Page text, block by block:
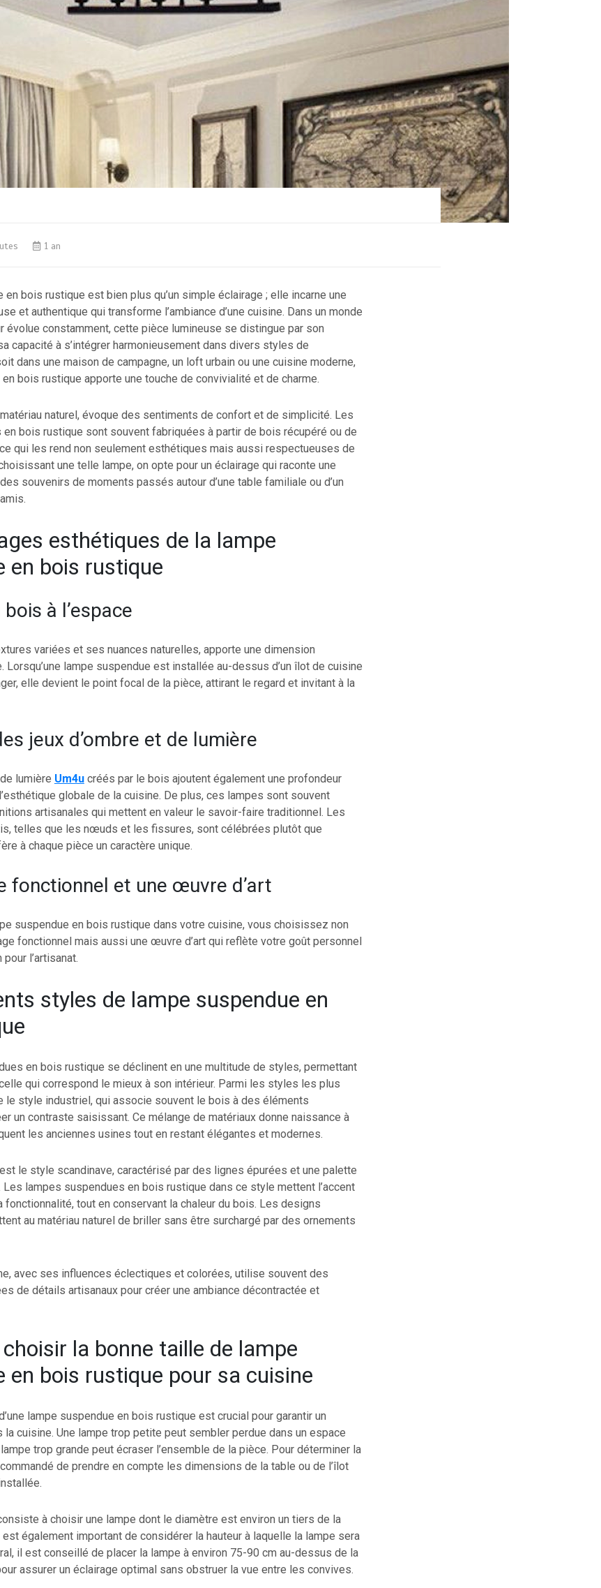
1 an
en bois rustique est bien plus qu’un simple éclairage ; elle incarne une
et authentique qui transforme l’ambiance d’une cuisine. Dans un monde
évolue constamment, cette pièce lumineuse se distingue par son
capacité à s’intégrer harmonieusement dans divers styles de
dans une maison de campagne, un loft urbain ou une cuisine moderne,
en bois rustique apporte une touche de convivialité et de charme.
naturel, évoque des sentiments de confort et de simplicité. Les
en bois rustique sont souvent fabriquées à partir de bois récupéré ou de
qui les rend non seulement esthétiques mais aussi respectueuses de
choisissant une telle lampe, on opte pour un éclairage qui raconte une
souvenirs de moments passés autour d’une table familiale ou d’un
esthétiques de la lampe
en bois rustique
à l’espace
variées et ses nuances naturelles, apporte une dimension
Lorsqu’une lampe suspendue est installée au-dessus d’un îlot de cuisine
elle devient le point focal de la pièce, attirant le regard et invitant à la
jeux d’ombre et de lumière
lumière Um4ucréés par le bois ajoutent également une profondeur
globale de la cuisine. De plus, ces lampes sont souvent
artisanales qui mettent en valeur le savoir-faire traditionnel. Les
telles que les nœuds et les fissures, sont célébrées plutôt que
à chaque pièce un caractère unique.
fonctionnel et une œuvre d’art
suspendue en bois rustique dans votre cuisine, vous choisissez non
fonctionnel mais aussi une œuvre d’art qui reflète votre goût personnel
l’artisanat.
styles de lampe suspendue en
en bois rustique se déclinent en une multitude de styles, permettant
qui correspond le mieux à son intérieur. Parmi les styles les plus
le style industriel, qui associe souvent le bois à des éléments
un contraste saisissant. Ce mélange de matériaux donne naissance à
les anciennes usines tout en restant élégantes et modernes.
le style scandinave, caractérisé par des lignes épurées et une palette
lampes suspendues en bois rustique dans ce style mettent l’accent
tout en conservant la chaleur du bois. Les designs
au matériau naturel de briller sans être surchargé par des ornements
avec ses influences éclectiques et colorées, utilise souvent des
de détails artisanaux pour créer une ambiance décontractée et
la bonne taille de lampe
en bois rustique pour sa cuisine
lampe suspendue en bois rustique est crucial pour garantir un
cuisine. Une lampe trop petite peut sembler perdue dans un espace
trop grande peut écraser l’ensemble de la pièce. Pour déterminer la
de prendre en compte les dimensions de la table ou de l’îlot
à choisir une lampe dont le diamètre est environ un tiers de la
également important de considérer la hauteur à laquelle la lampe sera
il est conseillé de placer la lampe à environ 75-90 cm au-dessus de la
assurer un éclairage optimal sans obstruer la vue entre les convives.